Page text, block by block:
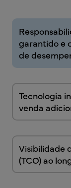
garantido e
de
Tecnologia
venda
Visibilidade
(TCO) ao